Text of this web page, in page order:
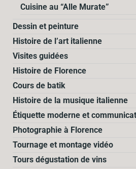
Cuisine au “Alle Murate”
Dessin et peinture
Histoire de l’art italienne
Visites guidées
Histoire de Florence
Cours de batik
Histoire de la musique italienne
Étiquette moderne et
Photographie à Florence
Tournage et montage vidéo
Tours dégustation de vins